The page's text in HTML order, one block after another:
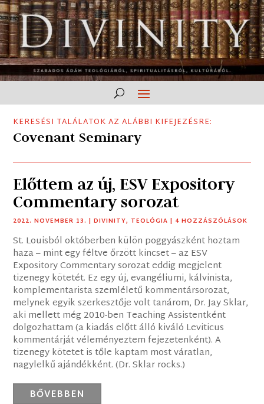
KERESÉSI TALÁLATOK AZ ALÁBBI KIFEJEZÉSRE:
Covenant Seminary
Előttem az új, ESV Expository
Commentary sorozat
2022. NOVEMBER 13. |DIVINITY, TEOLÓGIA | 4 HOZZÁSZÓLÁSOK
St. Louisból októberben külön poggyászként hoztam
haza – mint egy féltve őrzött kincset – az ESV
Expository Commentary sorozat eddig megjelent
tizenegy kötetét. Ez egy új, evangéliumi, kálvinista,
komplementarista szemléletű kommentársorozat,
melynek egyik szerkesztője volt tanárom, Dr. Jay Sklar,
aki mellett még 2010-ben Teaching Assistentként
dolgozhattam (a kiadás előtt álló kiváló Leviticus
kommentárját véleményeztem fejezetenként). A
tizenegy kötetet is tőle kaptam most váratlan,
nagylelkű ajándékként. (Dr. Sklar rocks.)
BŐVEBBEN